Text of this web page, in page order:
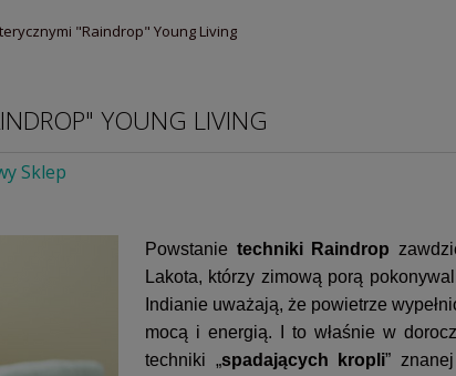
"Raindrop" Young Living
YOUNG LIVING
Sklep
Powstanie techniki Raindrop
Lakota, którzy zimową porą
Indianie uważają, że powietrze
mocą i energią. I to właśnie w
techniki „spadających kropli”